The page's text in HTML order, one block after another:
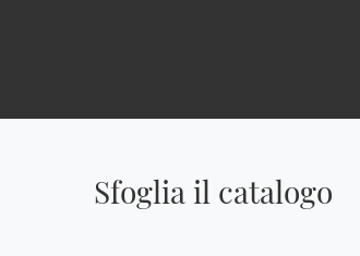
Sfoglia il catalogo